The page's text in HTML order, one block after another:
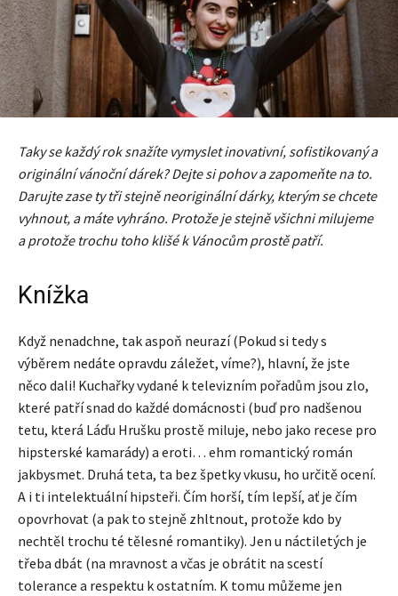
Taky se každý rok snažíte vymyslet inovativní, sofistikovaný a
originální vánoční dárek? Dejte si pohov a zapomeňte na to.
Darujte zase ty tři stejně neoriginální dárky, kterým se chcete
vyhnout, a máte vyhráno. Protože je stejně všichni milujeme
a protože trochu toho klišé k Vánocům prostě patří.
Knížka
Když nenadchne, tak aspoň neurazí (Pokud si tedy s
výběrem nedáte opravdu záležet, víme?), hlavní, že jste
něco dali! Kuchařky vydané k televizním pořadům jsou zlo,
které patří snad do každé domácnosti (buď pro nadšenou
tetu, která Láďu Hrušku prostě miluje, nebo jako recese pro
hipsterské kamarády) a eroti… ehm romantický román
jakbysmet. Druhá teta, ta bez špetky vkusu, ho určitě ocení.
A i ti intelektuální hipsteři. Čím horší, tím lepší, ať je čím
opovrhovat (a pak to stejně zhltnout, protože kdo by
nechtěl trochu té tělesné romantiky). Jen u náctiletých je
třeba dbát (na mravnost a včas je obrátit na scestí
tolerance a respektu k ostatním. K tomu můžeme jen